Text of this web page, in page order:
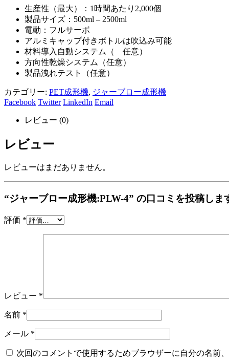
生産性（最大）：1時間あたり2,000個
製品サイズ：500ml – 2500ml
電動：フルサーボ
アルミキャップ付きボトルは吹込み可能
材料導入自動システム（ 任意）
方向性乾燥システム（任意）
製品洩れテスト（任意）
カテゴリー: PET成形機, ジャーブロー成形機
Facebook Twitter LinkedIn Email
レビュー (0)
レビュー
レビューはまだありません。
“ジャーブロー成形機:PLW-4” の口コミを投稿しま
評価 *
レビュー *
名前 *
メール *
次回のコメントで使用するためブラウザーに自分の名前